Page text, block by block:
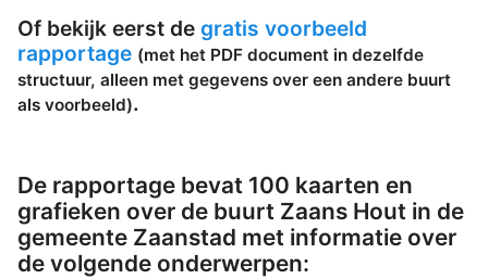
Of bekijk eerst de gratis voorbeeld
rapportage (met het PDF document in dezelfde
structuur, alleen met gegevens over een andere buurt
als voorbeeld).
De rapportage bevat 100 kaarten en
grafieken over de buurt Zaans Hout in de
gemeente Zaanstad met informatie over
de volgende onderwerpen: